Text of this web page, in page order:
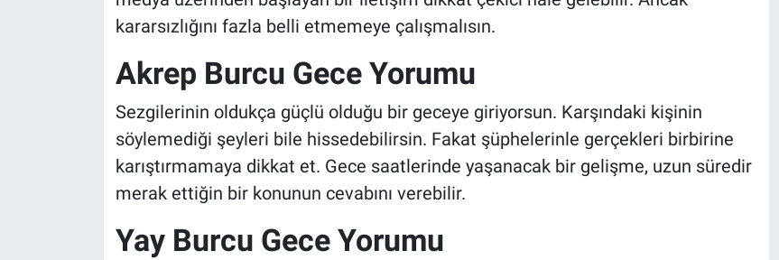
kararsızlığını fazla belli etmemeye çalışmalısın.
Akrep Burcu Gece Yorumu
Sezgilerinin oldukça güçlü olduğu bir geceye giriyorsun. Karşındaki kişinin
söylemediği şeyleri bile hissedebilirsin. Fakat şüphelerinle gerçekleri birbirine
karıştırmamaya dikkat et. Gece saatlerinde yaşanacak bir gelişme, uzun süredir
merak ettiğin bir konunun cevabını verebilir.
Yay Burcu Gece Yorumu